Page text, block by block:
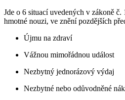
Jde o 6 situací uvedených v zákoně
hmotné nouzi, ve znění pozdějších
Újmu na zdraví
Vážnou mimořádnou událost
Nezbytný jednorázový výdaj
Nezbytné nebo odůvodněné